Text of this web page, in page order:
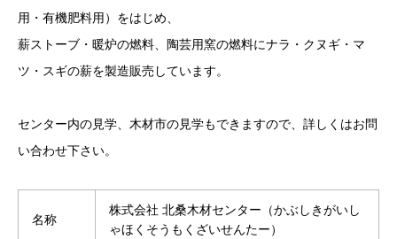
用・有機肥料用）をはじめ、
薪ストーブ・暖炉の燃料、陶芸用窯の燃料にナラ・クヌギ・マ
ツ・スギの薪を製造販売しています。
センター内の見学、木材市の見学もできますので、詳しくはお問
い合わせ下さい。
名称
株式会社 北桑木材センター（かぶしきがいし
ゃほくそうもくざいせんたー）